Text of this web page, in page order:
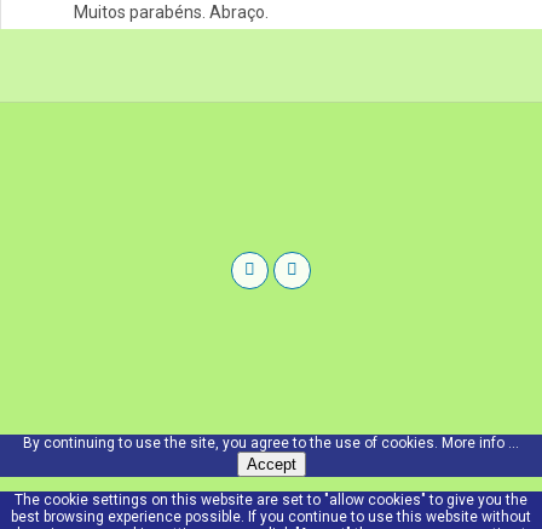
Muitos parabéns. Abraço.
By continuing to use the site, you agree to the use of cookies. More info ...
Accept
The cookie settings on this website are set to "allow cookies" to give you the
best browsing experience possible. If you continue to use this website without